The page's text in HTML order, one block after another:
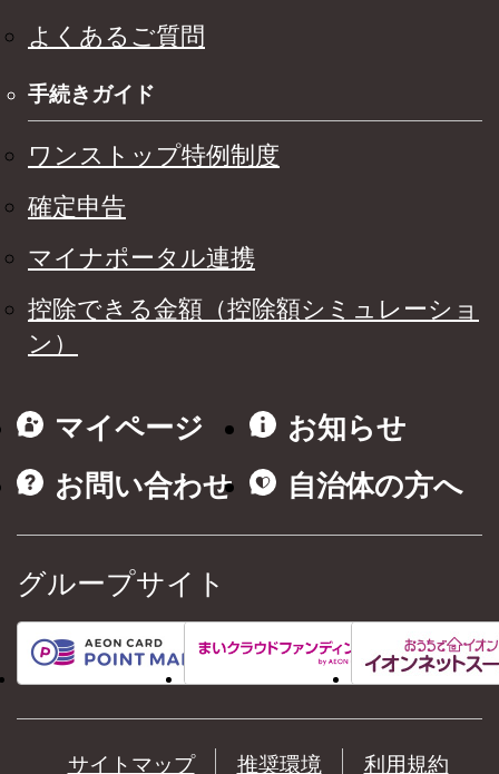
よくあるご質問
手続きガイド
ワンストップ特例制度
確定申告
マイナポータル連携
控除できる金額（控除額シミュレーショ
ン）
マイページ
お知らせ
お問い合わせ
自治体の方へ
グループサイト
サイトマップ 推奨環境 利用規約